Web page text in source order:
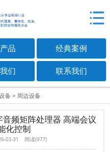
品 经典案例
们 联系我们
备 > 周边设备
频矩阵处理器 高端会议
化控制
03-31 阅读(977)